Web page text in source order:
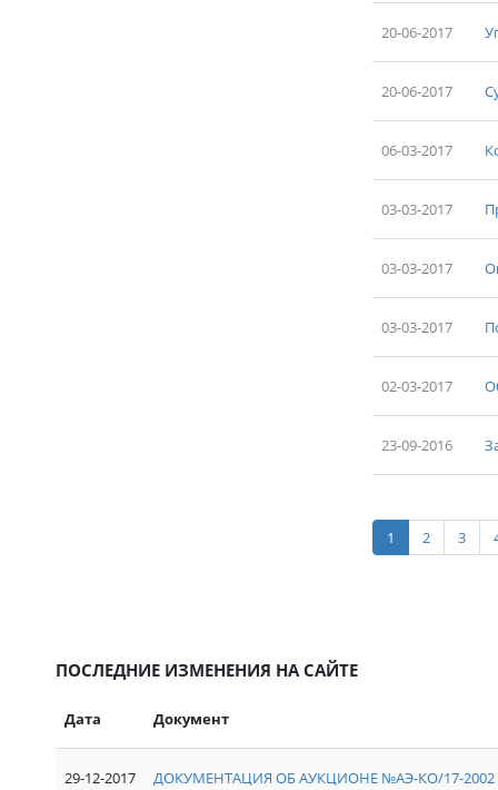
20-06-2017
20-06-2017
06-03-2017
03-03-2017
03-03-2017
03-03-2017
02-03-2017
23-09-2016
1 2 3
ПОСЛЕДНИЕ ИЗМЕНЕНИЯ НА САЙТЕ
Дата Документ
29-12-2017
ДОКУМЕНТАЦИЯ ОБ АУКЦИОНЕ №АЭ-КО/17-2002